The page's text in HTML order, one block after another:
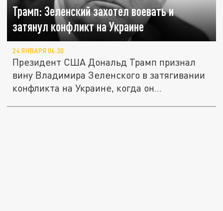
Трамп: Зеленский захотел воевать и
затянул конфликт на Украине
24 ЯНВАРЯ 06:30
Президент США Дональд Трамп признал
вину Владимира Зеленского в затягивании
конфликта на Украине, когда он...